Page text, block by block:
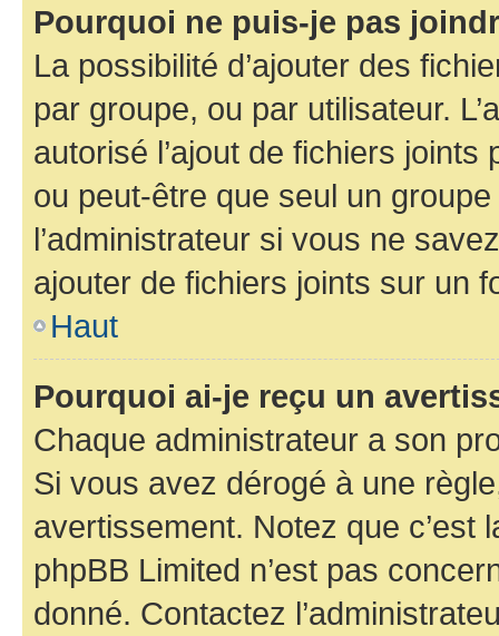
Pourquoi ne puis-je pas
La possibilité d’ajouter des
par groupe, ou par utilisateur.
autorisé l’ajout de fichiers
ou peut-être que seul un
l’administrateur si vous ne
ajouter de fichiers joints sur un
Haut
Pourquoi ai-je reçu un
Chaque administrateur a son
Si vous avez dérogé à une
avertissement. Notez que c’est
phpBB Limited n’est pas
donné. Contactez